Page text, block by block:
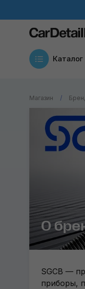
Каталог
Магазин
О
SGCB —
приборы,